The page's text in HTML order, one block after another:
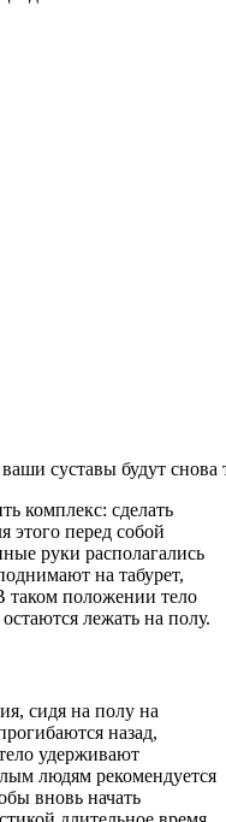
суставы будут снова
комплекс: сделать
этого перед собой
руки располагались
на табурет,
таком положении тело
лежать на полу.
сидя на полу на
назад,
удерживают
людям рекомендуется
вновь начать